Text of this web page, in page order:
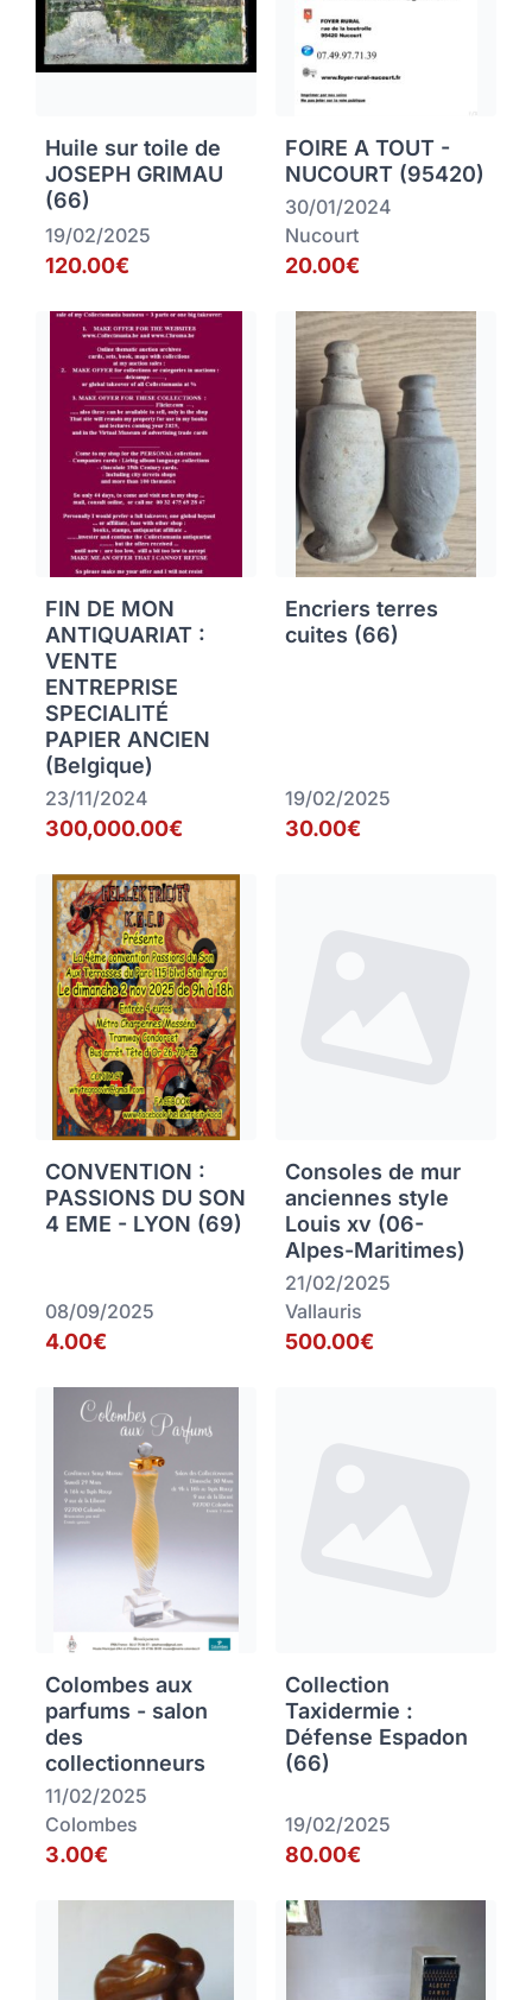
Huile sur toile de
JOSEPH GRIMAU
(66)
19/02/2025
120.00€
FOIRE A TOUT -
NUCOURT (95420)
30/01/2024
Nucourt
20.00€
FIN DE MON
ANTIQUARIAT :
VENTE
ENTREPRISE
SPECIALITÉ
PAPIER ANCIEN
(Belgique)
23/11/2024
300,000.00€
Encriers terres
cuites (66)
19/02/2025
30.00€
CONVENTION :
PASSIONS DU SON
4 EME - LYON (69)
08/09/2025
4.00€
Consoles de mur
anciennes style
Louis xv (06-
Alpes-Maritimes)
21/02/2025
Vallauris
500.00€
Colombes aux
parfums - salon
des
collectionneurs
11/02/2025
Colombes
3.00€
Collection
Taxidermie :
Défense Espadon
(66)
19/02/2025
80.00€